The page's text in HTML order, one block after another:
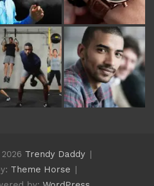
Trendy Daddy
Theme Horse